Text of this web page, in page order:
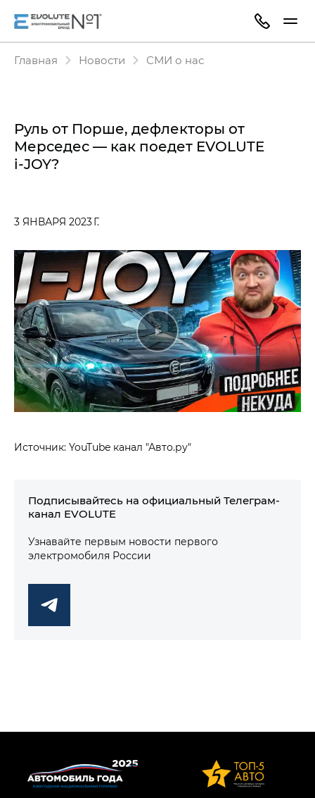
Главная Новости СМИ о нас
Руль от Порше, дефлекторы от
Мерседес — как поедет EVOLUTE
i‑JOY?
3 ЯНВАРЯ 2023 Г.
Источник: YouTube канал "Авто.ру"
Подписывайтесь на официальный Телеграм-
канал EVOLUTE
Узнавайте первым новости первого
электромобиля России